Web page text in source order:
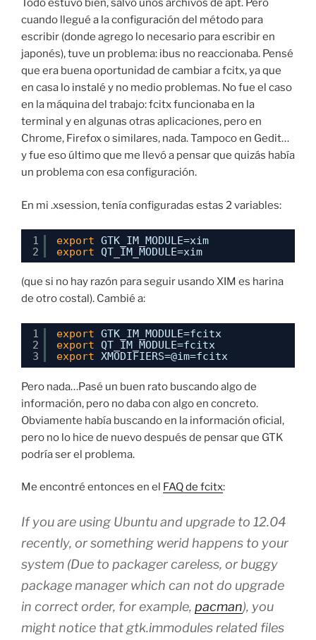
Todo estuvo bien, salvo unos archivos de apt. Pero
cuando llegué a la configuración del método para
escribir (donde agrego lo necesario para escribir en
japonés), tuve un problema: ibus no reaccionaba. Pensé
que era buena oportunidad de cambiar a fcitx, ya que
en casa lo instalé y no medio problemas. No fue el caso
en la máquina del trabajo: fcitx funcionaba en la
terminal y en algunas otras aplicaciones, pero en
Chrome, Firefox o similares, nada. Tampoco en Gedit…
y fue eso último que me llevó a pensar que quizás había
un problema con esa configuración.
En mi .xsession, tenía configuradas estas 2 variables:
1
2
export GTK_IM_MODULE=xim
export QT_IM_MODULE=xim
(que si no hay razón para seguir usando XIM es harina
de otro costal). Cambié a:
1
2
3
export GTK_IM_MODULE=fcitx
export QT_IM_MODULE=fcitx
export XMODIFIERS=@im=fcitx
Pero nada…Pasé un buen rato buscando algo de
información, pero no daba con algo en concreto.
Obviamente había buscando en la información oficial,
pero no lo hice de nuevo después de pensar que GTK
podría ser el problema.
Me encontré entonces en el FAQ de fcitx:
If you are using Ubuntu and upgrade to 12.04
recently, or something werid happens to your
system (Due to packager careless, or buggy
package manager which can not do upgrade
in correct order, for example, pacman), you
might notice that gtk.immodules related files